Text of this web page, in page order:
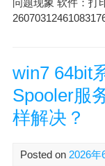
问题现象 软件：打
win7 64bit
Spooler服
样解决？
Posted on 2026年